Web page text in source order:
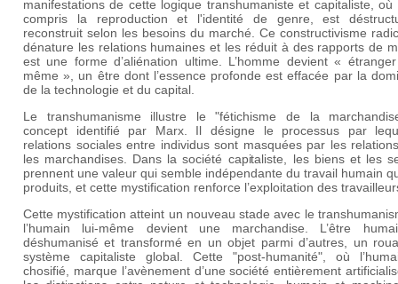
manifestations de cette logique transhumaniste et capitaliste, où
compris la reproduction et l'identité de genre, est
reconstruit selon les besoins du marché. Ce constructivisme
dénature les relations humaines et les réduit à des rapports de
est une forme d’aliénation ultime. L’homme devient «
même », un être dont l’essence profonde est effacée par la
de la technologie et du capital.
Le transhumanisme illustre le "fétichisme de la
concept identifié par Marx. Il désigne le processus par
relations sociales entre individus sont masquées par les
les marchandises. Dans la société capitaliste, les biens et les
prennent une valeur qui semble indépendante du travail humain
produits, et cette mystification renforce l’exploitation des
Cette mystification atteint un nouveau stade avec le
l’humain lui-même devient une marchandise. L’être
déshumanisé et transformé en un objet parmi d’autres, un
système capitaliste global. Cette "post-humanité", où
chosifié, marque l’avènement d’une société entièrement